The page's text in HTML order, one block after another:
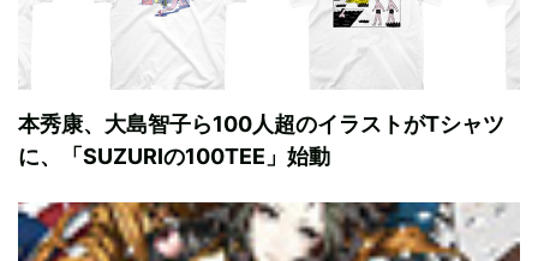
本秀康、大島智子ら100人超のイラストがTシャツ
に、「SUZURIの100TEE」始動